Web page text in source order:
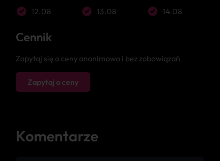
12.08
13.08 14.08
Cennik
Zapytaj się o ceny anonimowo i bez zobowiązań
Zapytaj o ceny
Komentarze